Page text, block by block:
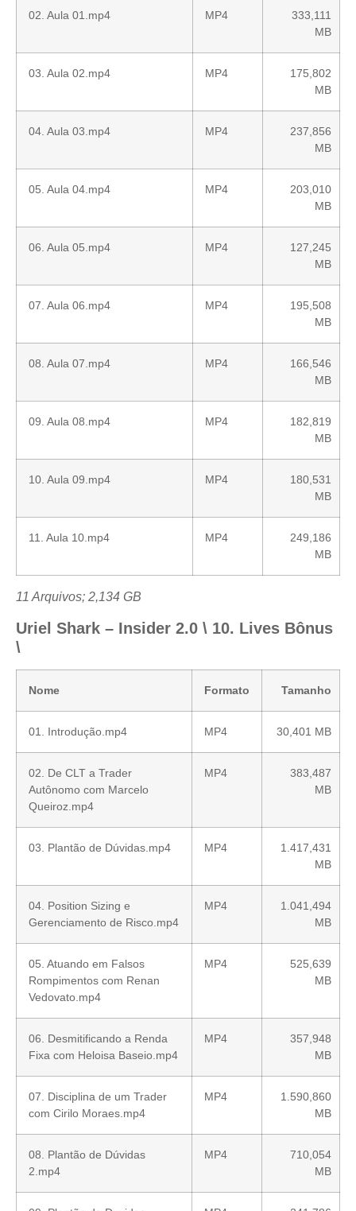
02. Aula 01.mp4 MP4
333,111
MB
03. Aula 02.mp4 MP4
175,802
MB
04. Aula 03.mp4 MP4
237,856
MB
05. Aula 04.mp4 MP4
203,010
MB
06. Aula 05.mp4 MP4
127,245
MB
07. Aula 06.mp4 MP4
195,508
MB
08. Aula 07.mp4 MP4
166,546
MB
09. Aula 08.mp4 MP4
182,819
MB
10. Aula 09.mp4 MP4
180,531
MB
11. Aula 10.mp4 MP4
249,186
MB
11 Arquivos; 2,134 GB
Uriel Shark – Insider 2.0 \ 10. Lives Bônus
\
Nome Formato Tamanho
01. Introdução.mp4 MP4 30,401 MB
02. De CLT a Trader
Autônomo com Marcelo
Queiroz.mp4
MP4
383,487
MB
03. Plantão de Dúvidas.mp4 MP4
1.417,431
MB
04. Position Sizing e
Gerenciamento de Risco.mp4
MP4
1.041,494
MB
05. Atuando em Falsos
Rompimentos com Renan
Vedovato.mp4
MP4
525,639
MB
06. Desmitificando a Renda
Fixa com Heloisa Baseio.mp4
MP4
357,948
MB
07. Disciplina de um Trader
com Cirilo Moraes.mp4
MP4
1.590,860
MB
08. Plantão de Dúvidas
2.mp4
MP4
710,054
MB